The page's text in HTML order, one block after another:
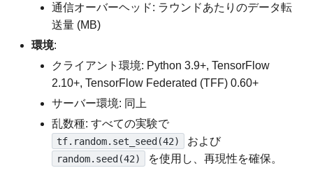
通信オーバーヘッド: ラウンドあたりのデータ転
送量 (MB)
環境:
クライアント環境: Python 3.9+, TensorFlow
2.10+, TensorFlow Federated (TFF) 0.60+
サーバー環境: 同上
乱数種: すべての実験で
tf.random.set_seed(42) および
random.seed(42) を使用し、再現性を確保。